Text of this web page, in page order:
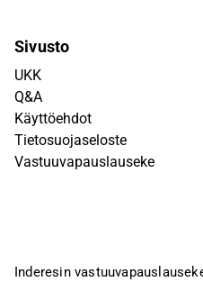
Sivusto
UKK
Q&A
Käyttöehdot
Tietosuojaseloste
Vastuuvapauslauseke
Inderesin